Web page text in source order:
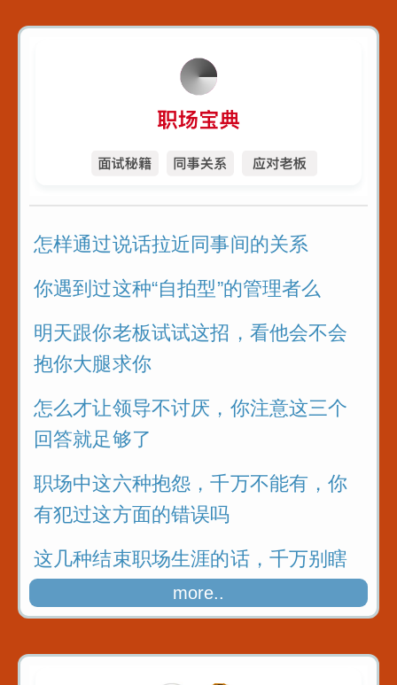
怎样通过说话拉近同事间的关系
你遇到过这种“自拍型”的管理者么
明天跟你老板试试这招，看他会不会
抱你大腿求你
怎么才让领导不讨厌，你注意这三个
回答就足够了
职场中这六种抱怨，千万不能有，你
有犯过这方面的错误吗
这几种结束职场生涯的话，千万别瞎
more..